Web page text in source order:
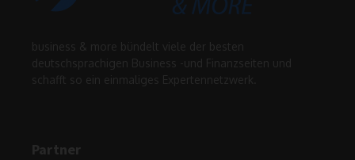
business & more bündelt viele der besten
deutschsprachigen Business -und Finanzseiten und
schafft so ein einmaliges Expertennetzwerk.
Partner